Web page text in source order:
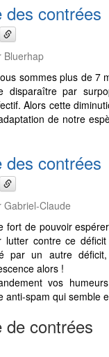
contrées
Bluerhap
sommes plus de 7
disparaître par
Alors cette
de notre
des contrées
Gabriel-Claude
fort de pouvoir
contre ce déficit
par un autre
alors !
vos
anti-spam qui semble
de contrées